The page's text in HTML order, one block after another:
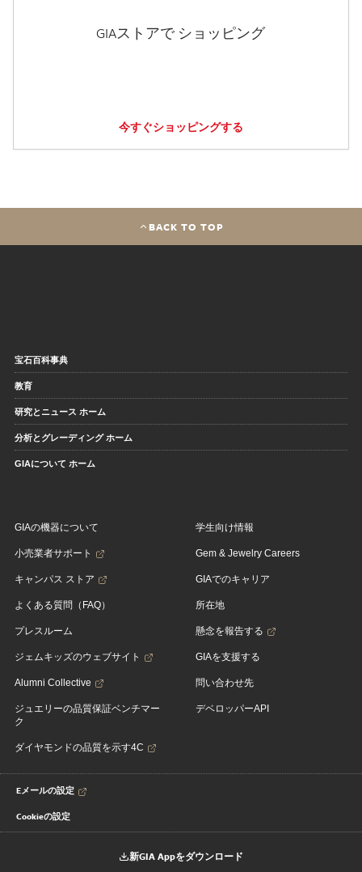
GIAストアで ショッピング
今すぐショッピングする
BACK TO TOP
宝石百科事典
教育
研究とニュース ホーム
分析とグレーディング ホーム
GIAについて ホーム
GIAの機器について
小売業者サポート
キャンパス ストア
よくある質問（FAQ）
プレスルーム
ジェムキッズのウェブサイト
Alumni Collective
ジュエリーの品質保証ベンチマー
ク
ダイヤモンドの品質を示す4C
学生向け情報
Gem & Jewelry Careers
GIAでのキャリア
所在地
懸念を報告する
GIAを支援する
問い合わせ先
デベロッパーAPI
Eメールの設定
Cookieの設定
新GIA Appをダウンロード